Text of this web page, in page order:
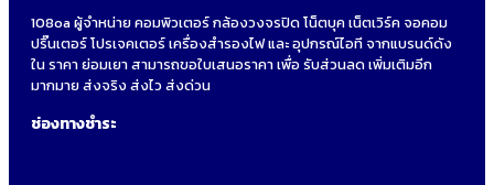
108oa ผู้จำหน่าย คอมพิวเตอร์ กล้องวงจรปิด โน็ตบุค เน็ตเวิร์ค จอคอม
ปริ๊นเตอร์ โปรเจคเตอร์ เครื่องสำรองไฟ และ อุปกรณ์ไอที จากแบรนด์ดัง
ใน ราคา ย่อมเยา สามารถขอใบเสนอราคา เพื่อ รับส่วนลด เพิ่มเติมอีก
มากมาย ส่งจริง ส่งไว ส่งด่วน
ช่องทางชำระ